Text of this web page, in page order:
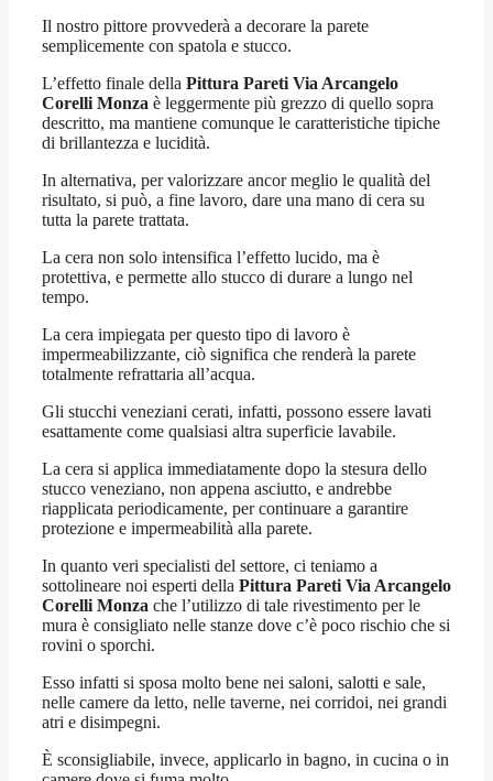
Il nostro pittore provvederà a decorare la parete
semplicemente con spatola e stucco.
L’effetto finale della Pittura Pareti Via Arcangelo
Corelli Monza è leggermente più grezzo di quello sopra
descritto, ma mantiene comunque le caratteristiche tipiche
di brillantezza e lucidità.
In alternativa, per valorizzare ancor meglio le qualità del
risultato, si può, a fine lavoro, dare una mano di cera su
tutta la parete trattata.
La cera non solo intensifica l’effetto lucido, ma è
protettiva, e permette allo stucco di durare a lungo nel
tempo.
La cera impiegata per questo tipo di lavoro è
impermeabilizzante, ciò significa che renderà la parete
totalmente refrattaria all’acqua.
Gli stucchi veneziani cerati, infatti, possono essere lavati
esattamente come qualsiasi altra superficie lavabile.
La cera si applica immediatamente dopo la stesura dello
stucco veneziano, non appena asciutto, e andrebbe
riapplicata periodicamente, per continuare a garantire
protezione e impermeabilità alla parete.
In quanto veri specialisti del settore, ci teniamo a
sottolineare noi esperti della Pittura Pareti Via Arcangelo
Corelli Monza che l’utilizzo di tale rivestimento per le
mura è consigliato nelle stanze dove c’è poco rischio che si
rovini o sporchi.
Esso infatti si sposa molto bene nei saloni, salotti e sale,
nelle camere da letto, nelle taverne, nei corridoi, nei grandi
atri e disimpegni.
È sconsigliabile, invece, applicarlo in bagno, in cucina o in